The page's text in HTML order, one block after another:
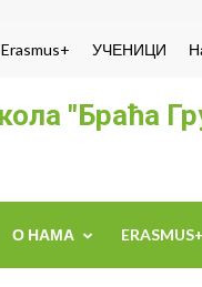
Erasmus+ УЧЕНИЦИ
"Браћа
О НАМА ERASMUS+